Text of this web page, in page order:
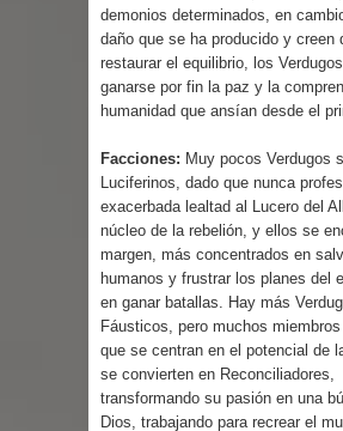
demonios determinados, en
daño que se ha producido y creen
restaurar el equilibrio, los
ganarse por fin la paz y la
humanidad que ansían desde el
Facciones: Muy pocos Verdugos
Luciferinos, dado que nunca
exacerbada lealtad al Lucero del
núcleo de la rebelión, y ellos se
margen, más concentrados en
humanos y frustrar los planes del
en ganar batallas. Hay más
Fáusticos, pero muchos
que se centran en el potencial de
se convierten en Reconciliadores,
transformando su pasión en una
Dios, trabajando para recrear el